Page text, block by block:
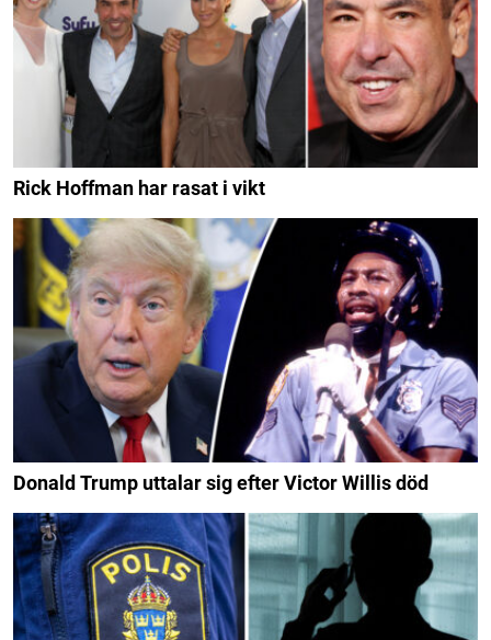
Rick Hoffman har rasat i vikt
Donald Trump uttalar sig efter Victor Willis död